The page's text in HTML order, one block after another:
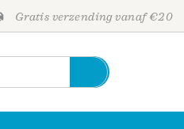
Gratis verzending vanaf €20